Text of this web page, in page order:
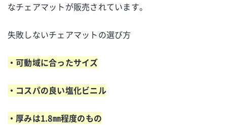
なチェアマットが販売されています。
失敗しないチェアマットの選び方
・可動域に合ったサイズ
・コスパの良い塩化ビニル
・厚みは1.8㎜程度のもの